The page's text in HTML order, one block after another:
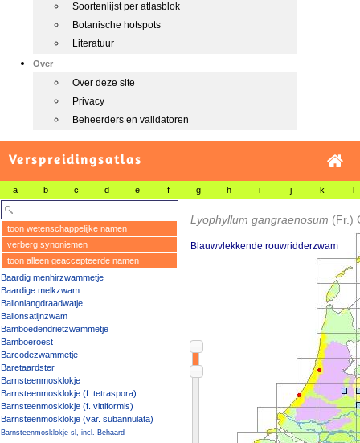
Soortenlijst per atlasblok
Botanische hotspots
Literatuur
Over
Over deze site
Privacy
Beheerders en validatoren
Verspreidingsatlas
a b c d e f g h i j k l
toon wetenschappelijke namen
verberg synoniemen
toon alleen geaccepteerde namen
Baardig menhirzwammetje
Baardige melkzwam
Ballonlangdraadwatje
Ballonsatijnzwam
Bamboedendrietzwammetje
Bamboeroest
Barcodezwammetje
Baretaardster
Barnsteenmosklokje
Barnsteenmosklokje (f. tetraspora)
Barnsteenmosklokje (f. vittiformis)
Barnsteenmosklokje (var. subannulata)
Barnsteenmosklokje sl, incl. Behaard
Lyophyllum gangraenosum (Fr.)
Blauwvlekkende rouwridderzwam